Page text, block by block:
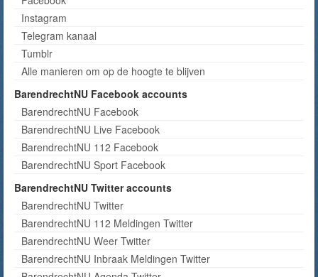
Instagram
Telegram kanaal
Tumblr
Alle manieren om op de hoogte te blijven
BarendrechtNU Facebook accounts
BarendrechtNU Facebook
BarendrechtNU Live Facebook
BarendrechtNU 112 Facebook
BarendrechtNU Sport Facebook
BarendrechtNU Twitter accounts
BarendrechtNU Twitter
BarendrechtNU 112 Meldingen Twitter
BarendrechtNU Weer Twitter
BarendrechtNU Inbraak Meldingen Twitter